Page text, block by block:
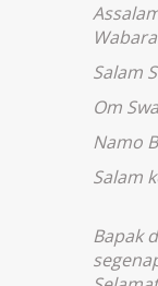
Salam
Om
Namo
Salam
Bapak